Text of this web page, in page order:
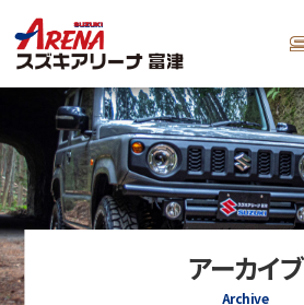
アーカイブ
Archive